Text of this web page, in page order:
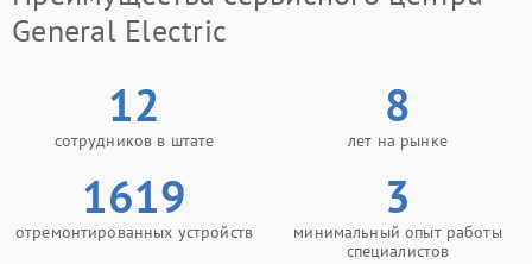
General Electric
12
сотрудников в штате
8
лет на рынке
1619
отремонтированных устройств
3
минимальный опыт работы
специалистов